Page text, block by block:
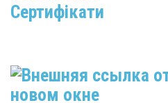
Сертифікати